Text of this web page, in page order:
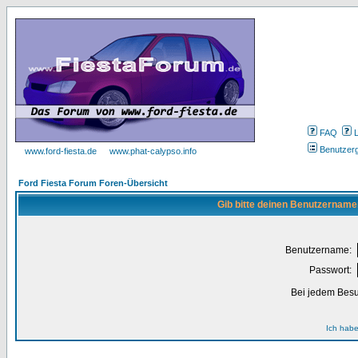
www.ford-fiesta.de www.phat-calypso.info
FAQ
Ford Fiesta Forum Foren-Übersicht
Gib bitte deinen
Benutzername:
Passwort:
Bei jedem
Ich